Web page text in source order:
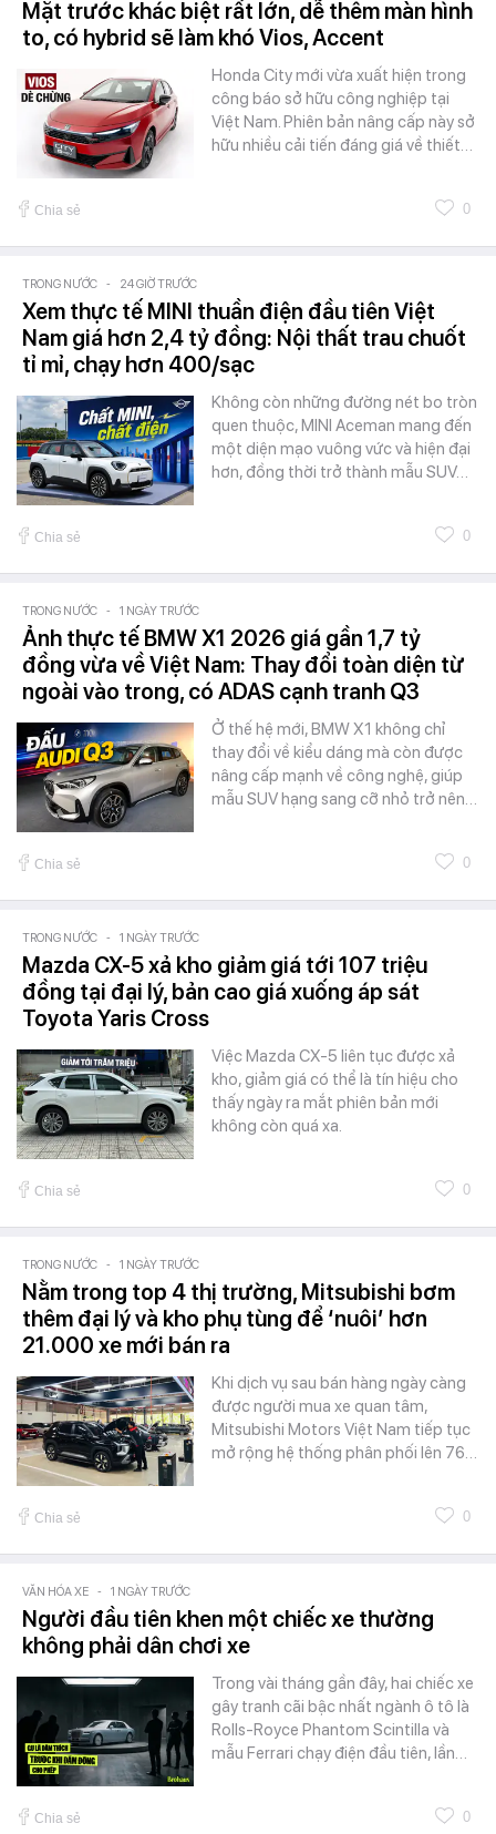
Mặt trước khác biệt rất lớn, dễ thêm màn hình
to, có hybrid sẽ làm khó Vios, Accent
Honda City mới vừa xuất hiện trong
công báo sở hữu công nghiệp tại
Việt Nam. Phiên bản nâng cấp này sở
hữu nhiều cải tiến đáng giá về thiết…
Chia sẻ 0
TRONG NƯỚC - 24 GIỜ TRƯỚC
Xem thực tế MINI thuần điện đầu tiên Việt
Nam giá hơn 2,4 tỷ đồng: Nội thất trau chuốt
tỉ mỉ, chạy hơn 400/sạc
Không còn những đường nét bo tròn
quen thuộc, MINI Aceman mang đến
một diện mạo vuông vức và hiện đại
hơn, đồng thời trở thành mẫu SUV…
Chia sẻ 0
TRONG NƯỚC - 1 NGÀY TRƯỚC
Ảnh thực tế BMW X1 2026 giá gần 1,7 tỷ
đồng vừa về Việt Nam: Thay đổi toàn diện từ
ngoài vào trong, có ADAS cạnh tranh Q3
Ở thế hệ mới, BMW X1 không chỉ
thay đổi về kiểu dáng mà còn được
nâng cấp mạnh về công nghệ, giúp
mẫu SUV hạng sang cỡ nhỏ trở nên…
Chia sẻ 0
TRONG NƯỚC - 1 NGÀY TRƯỚC
Mazda CX-5 xả kho giảm giá tới 107 triệu
đồng tại đại lý, bản cao giá xuống áp sát
Toyota Yaris Cross
Việc Mazda CX-5 liên tục được xả
kho, giảm giá có thể là tín hiệu cho
thấy ngày ra mắt phiên bản mới
không còn quá xa.
Chia sẻ 0
TRONG NƯỚC - 1 NGÀY TRƯỚC
Nằm trong top 4 thị trường, Mitsubishi bơm
thêm đại lý và kho phụ tùng để ‘nuôi’ hơn
21.000 xe mới bán ra
Khi dịch vụ sau bán hàng ngày càng
được người mua xe quan tâm,
Mitsubishi Motors Việt Nam tiếp tục
mở rộng hệ thống phân phối lên 76…
Chia sẻ 0
VĂN HÓA XE - 1 NGÀY TRƯỚC
Người đầu tiên khen một chiếc xe thường
không phải dân chơi xe
Trong vài tháng gần đây, hai chiếc xe
gây tranh cãi bậc nhất ngành ô tô là
Rolls-Royce Phantom Scintilla và
mẫu Ferrari chạy điện đầu tiên, lần…
Chia sẻ 0